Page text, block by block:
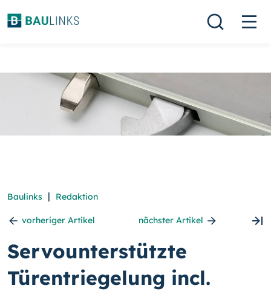
Baulinks | Redaktion
vorheriger Artikel nächster Artikel
Servounterstützte
Türentriegelung incl.